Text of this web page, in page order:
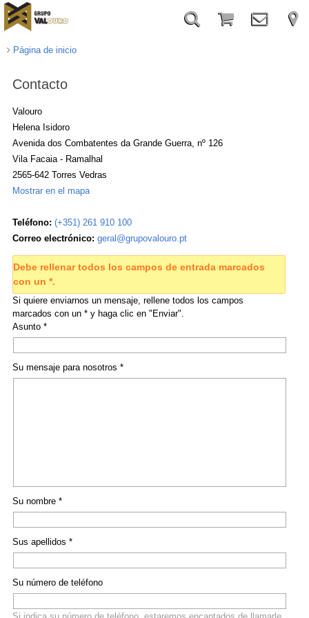
Página de inicio
Contacto
Valouro
Helena Isidoro
Avenida dos Combatentes da Grande Guerra, nº 126
Vila Facaia - Ramalhal
2565-642 Torres Vedras
Mostrar en el mapa
Teléfono: (+351) 261 910 100
Correo electrónico: geral@grupovalouro.pt
Debe rellenar todos los campos de entrada marcados
con un *.
Si quiere enviarnos un mensaje, rellene todos los campos
marcados con un * y haga clic en "Enviar".
Asunto *
Su mensaje para nosotros *
Su nombre *
Sus apellidos *
Su número de teléfono